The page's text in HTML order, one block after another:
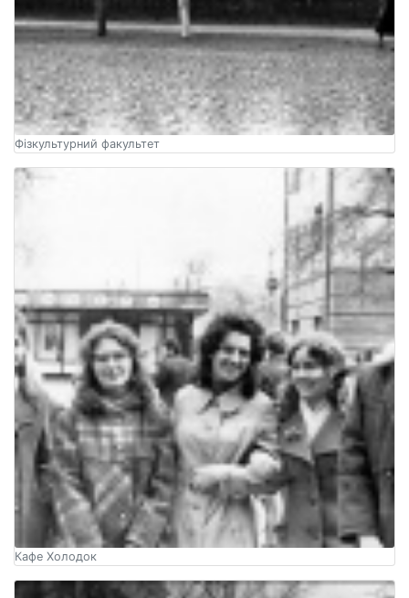
Фізкультурний факультет
Кафе Холодок